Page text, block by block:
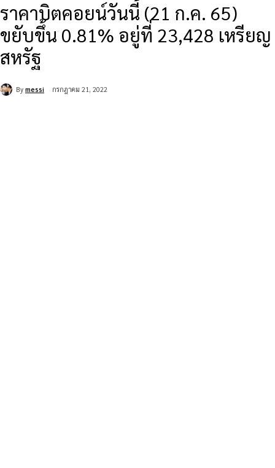
ราคาบิตคอยน์วันนี้ (21 ก.ค. 65)
ขยับขึ้น 0.81% อยู่ที่ 23,428 เหรียญ
สหรัฐ
By messi กรกฎาคม 21, 2022